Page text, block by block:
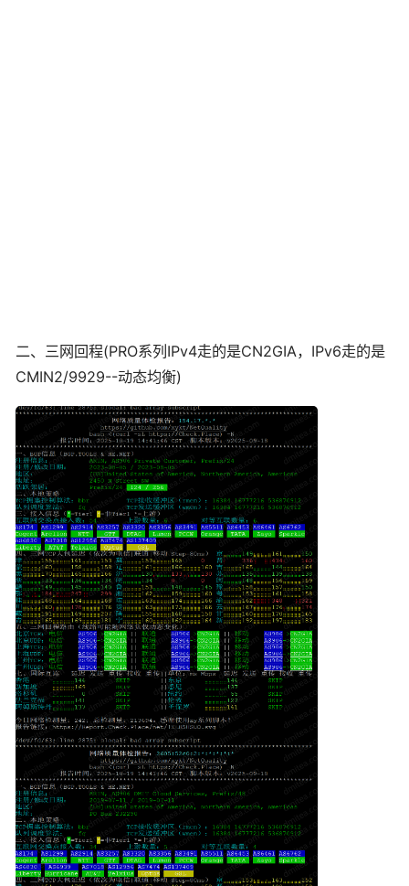
二、三网回程(PRO系列IPv4走的是CN2GIA，IPv6走的是
CMIN2/9929--动态均衡)